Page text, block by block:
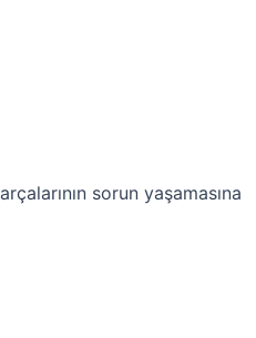
sorun yaşamasına